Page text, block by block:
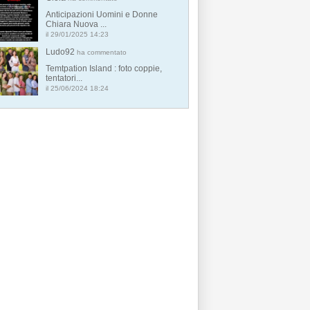
Anticipazioni Uomini e Donne
Chiara Nuova ...
il 29/01/2025 14:23
Ludo92 ha commentato
Temtpation Island : foto coppie,
tentatori...
il 25/06/2024 18:24